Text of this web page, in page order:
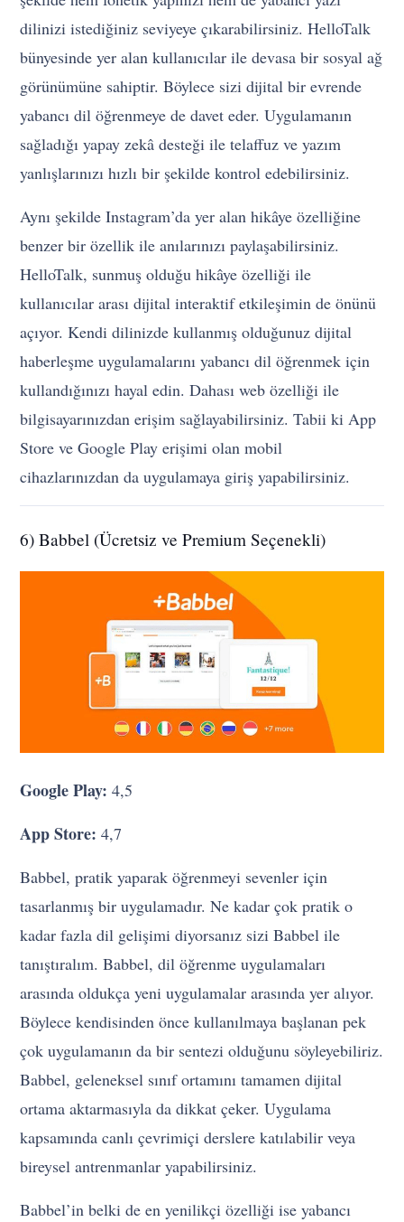
dilinizi istediğiniz seviyeye çıkarabilirsiniz. HelloTalk
bünyesinde yer alan kullanıcılar ile devasa bir sosyal ağ
görünümüne sahiptir. Böylece sizi dijital bir evrende
yabancı dil öğrenmeye de davet eder. Uygulamanın
sağladığı yapay zekâ desteği ile telaffuz ve yazım
yanlışlarınızı hızlı bir şekilde kontrol edebilirsiniz.
Aynı şekilde Instagram’da yer alan hikâye özelliğine
benzer bir özellik ile anılarınızı paylaşabilirsiniz.
HelloTalk, sunmuş olduğu hikâye özelliği ile
kullanıcılar arası dijital interaktif etkileşimin de önünü
açıyor. Kendi dilinizde kullanmış olduğunuz dijital
haberleşme uygulamalarını yabancı dil öğrenmek için
kullandığınızı hayal edin. Dahası web özelliği ile
bilgisayarınızdan erişim sağlayabilirsiniz. Tabii ki App
Store ve Google Play erişimi olan mobil
cihazlarınızdan da uygulamaya giriş yapabilirsiniz.
6) Babbel (Ücretsiz ve Premium Seçenekli)
Google Play: 4,5
App Store: 4,7
Babbel, pratik yaparak öğrenmeyi sevenler için
tasarlanmış bir uygulamadır. Ne kadar çok pratik o
kadar fazla dil gelişimi diyorsanız sizi Babbel ile
tanıştıralım. Babbel, dil öğrenme uygulamaları
arasında oldukça yeni uygulamalar arasında yer alıyor.
Böylece kendisinden önce kullanılmaya başlanan pek
çok uygulamanın da bir sentezi olduğunu söyleyebiliriz.
Babbel, geleneksel sınıf ortamını tamamen dijital
ortama aktarmasıyla da dikkat çeker. Uygulama
kapsamında canlı çevrimiçi derslere katılabilir veya
bireysel antrenmanlar yapabilirsiniz.
Babbel’in belki de en yenilikçi özelliği ise yabancı